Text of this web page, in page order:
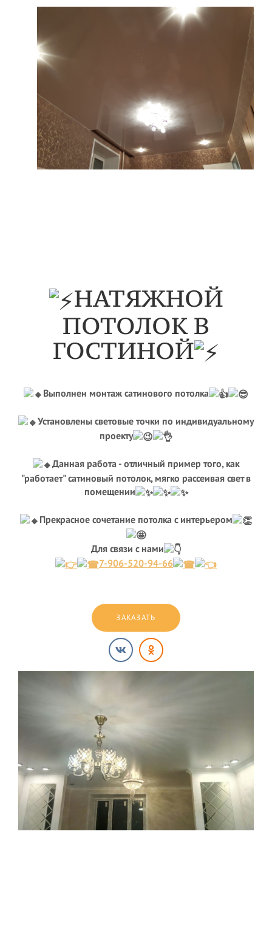
НАТЯЖНОЙ
ПОТОЛОК В
ГОСТИНОЙ
Выполнен монтаж сатинового потолка
Установлены световые точки по индивидуальному
проекту
Данная работа - отличный пример того, как
"работает" сатиновый потолок, мягко рассеивая свет в
помещении
Прекрасное сочетание потолка с интерьером
Для связи с нами
7-906-520-94-66
ЗАКАЗАТЬ